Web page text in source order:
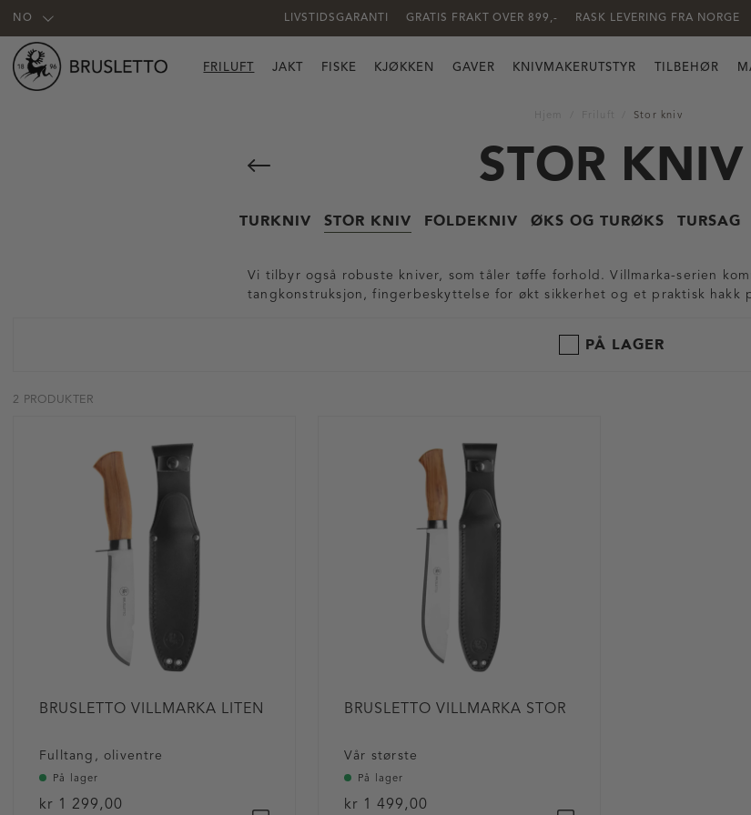
NO LIVSTIDSGARANTI GRATIS FRAKT OVER 899,- RASK LEVERING FRA NORGE
FRILUFT JAKT FISKE KJØKKEN GAVER KNIVMAKERUTSTYR TILBEHØR
Stor kniv
STOR KNIV
TURKNIV STOR KNIV FOLDEKNIV ØKS OG TURØKS TURSAG
Vi tilbyr også robuste kniver, som tåler tøffe forhold. Villmarka-serien
tangkonstruksjon, fingerbeskyttelse for økt sikkerhet og et praktisk hakk
PÅ LAGER
2 PRODUKTER
BRUSLETTO VILLMARKA LITEN
Fulltang, oliventre
På lager
kr 1 299,00
BRUSLETTO VILLMARKA STOR
Vår største
På lager
kr 1 499,00